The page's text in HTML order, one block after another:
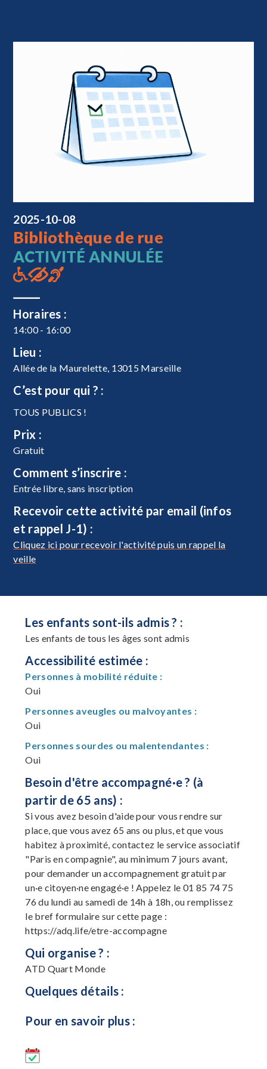
2025-10-08
Bibliothèque de rue
ACTIVITÉ ANNULÉE
Horaires :
14:00 - 16:00
Lieu :
Allée de la Maurelette, 13015 Marseille
C’est pour qui ? :
TOUS PUBLICS !
Prix :
Gratuit
Comment s’inscrire :
Entrée libre, sans inscription
Recevoir cette activité par email (infos
et rappel J-1) :
Cliquez ici pour recevoir l'activité puis un rappel la
veille
Les enfants sont-ils admis ? :
Les enfants de tous les âges sont admis
Accessibilité estimée :
Personnes à mobilité réduite :
Oui
Personnes aveugles ou malvoyantes :
Oui
Personnes sourdes ou malentendantes :
Oui
Besoin d'être accompagné·e ? (à
partir de 65 ans) :
Si vous avez besoin d'aide pour vous rendre sur
place, que vous avez 65 ans ou plus, et que vous
habitez à proximité, contactez le service associatif
"Paris en compagnie", au minimum 7 jours avant,
pour demander un accompagnement gratuit par
un·e citoyen·ne engagé·e ! Appelez le 01 85 74 75
76 du lundi au samedi de 14h à 18h, ou remplissez
le bref formulaire sur cette page :
https://adq.life/etre-accompagne
Qui organise ? :
ATD Quart Monde
Quelques détails :
Pour en savoir plus :